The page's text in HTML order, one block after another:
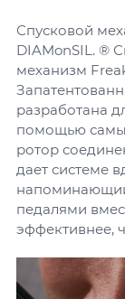
Спусковой
DIAMonSIL. ®
механизм
разработана
помощью
ротор
дает системе
педалями
эффективнее,